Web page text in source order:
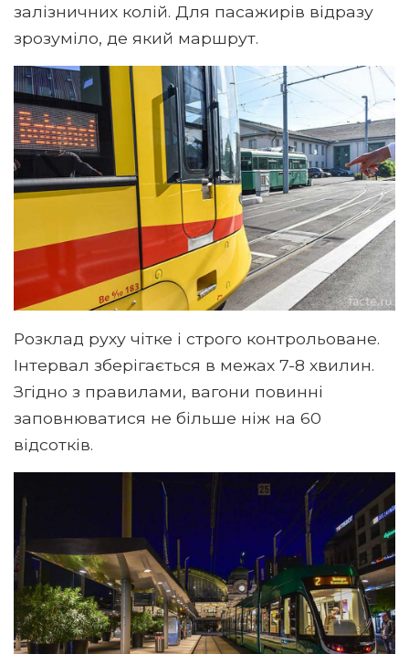
залізничних колій. Для пасажирів відразу
зрозуміло, де який маршрут.
Розклад руху чітке і строго контрольоване.
Інтервал зберігається в межах 7-8 хвилин.
Згідно з правилами, вагони повинні
заповнюватися не більше ніж на 60
відсотків.